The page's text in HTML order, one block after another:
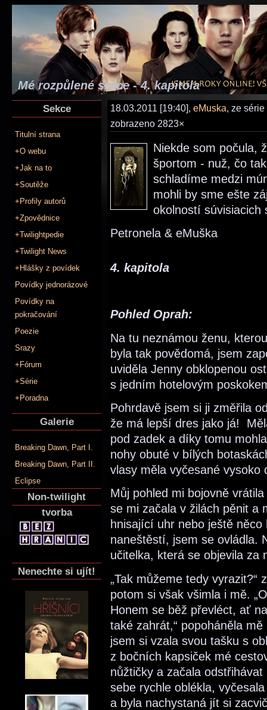
Mé rozpůlené srdce - 4. kapitola
Sekce
Titulní strana
+O webu
+Jak na to
+Soutěže
+Profily autorů
+Zpovědnice
+Twilightpedie
+Twilight News
+Hlášky z povídek
Povídky jednorázové
Povídky na
pokračování
Poezie
Srazy
+Fórum
+Série
+Poradna
Galerie
Breaking Dawn, Part I.
Breaking Dawn, Part II.
Eclipse
Non-twilight
tvorba
Nenechte si ujít!
18.03.2011 [19:40], eMuska, ze série
zobrazeno 2823×
Niekde som počula,
športom - nuž, čo
schladíme medzi
mohli by sme ešte
okolností súvisiacich
Petronela & eMuška
4. kapitola
Pohled Oprah:
Na tu neznámou ženu,
byla tak povědomá, jsem
uviděla Jenny obklopenou
s jedním hotelovým
Pohrdavě jsem si ji změřila
že má lepší dres jako já!
pod zadek a díky tomu
nohy obuté v bílých
vlasy měla vyčesané vysoko
Můj pohled mi bojovně
se mi začala v žilách pěnit a
hnisající uhr nebo ještě
naneštěstí, jsem se ovládla.
učitelka, která se objevila za
„Tak můžeme tedy vyrazit?“
potom si však všimla i mě.
Honem se běž převléct, ať
také zahrát,“ popoháněla
jsem si vzala svou tašku s
z bočních kapsiček mé
nůžtičky a začala
sebe rychle oblékla,
a byla nachystaná jít si